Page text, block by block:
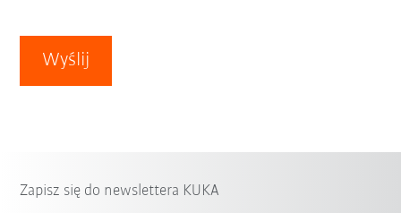
Wyślij
Zapisz się do newslettera KUKA